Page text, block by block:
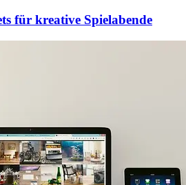
für kreative Spielabende